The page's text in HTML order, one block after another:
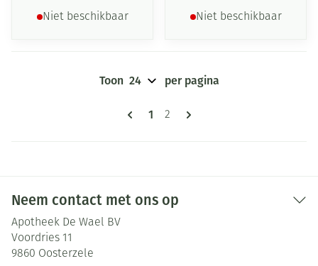
Niet beschikbaar Niet beschikbaar
Pagina's
U lees momenteel pagina
1 Pagina
2
Toon per pagina
Neem contact met ons op
Apotheek De Wael BV
Voordries 11
9860 Oosterzele